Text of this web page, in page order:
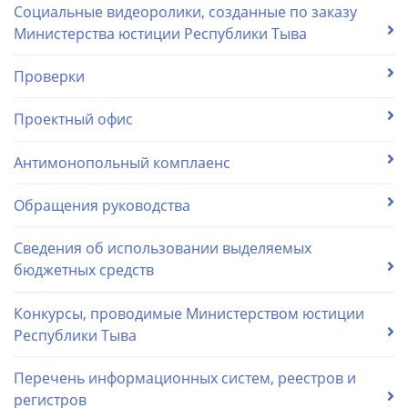
Социальные видеоролики, созданные по заказу
Министерства юстиции Республики Тыва
Проверки
Проектный офис
Антимонопольный комплаенс
Обращения руководства
Сведения об использовании выделяемых
бюджетных средств
Конкурсы, проводимые Министерством юстиции
Республики Тыва
Перечень информационных систем, реестров и
регистров